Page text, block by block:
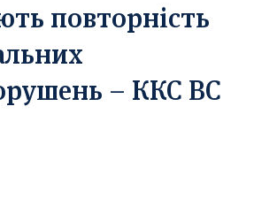
ви автоматично погоджуєтесь з
повторність
– ККС ВС
ви автоматично погоджуєтесь з